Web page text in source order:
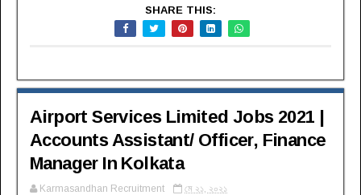
SHARE THIS:
Airport Services Limited Jobs 2021 |
Accounts Assistant/ Officer, Finance
Manager In Kolkata
Karmasandhan Recruitment মে ২১, ২০২১